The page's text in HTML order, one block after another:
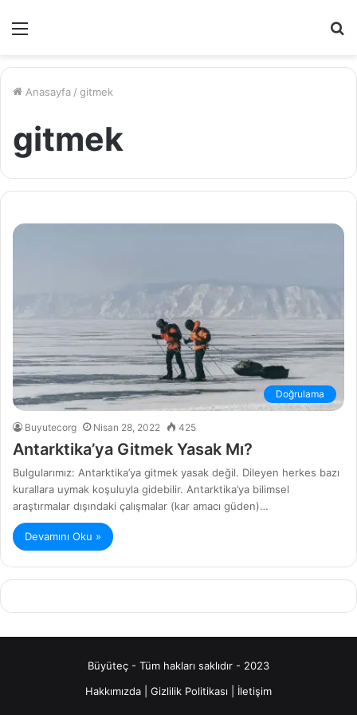
Menü
Anasayfa / gitmek
gitmek
Doğrulama
Buyutecorg Nisan 28, 2022 425
Antarktika’ya Gitmek Yasak Mı?
Bulgularımız: Antarktika’ya gitmek yasak değil. Dileyen herkes bazı
kurallara uymak koşuluyla gidebilir. Antarktika’ya bilimsel
araştırmalar dışındaki çalışmalar (kar amacı güden)…
Devamını Oku »
Büyüteç - Tüm hakları saklıdır - 2023
Hakkımızda
Gizlilik Politikası İletişim